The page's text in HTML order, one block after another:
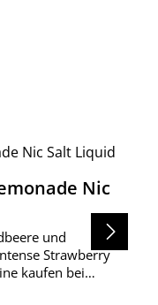
Nic
und
Strawberry
kaufen bei